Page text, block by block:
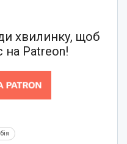
хвилинку, щоб
на Patreon!